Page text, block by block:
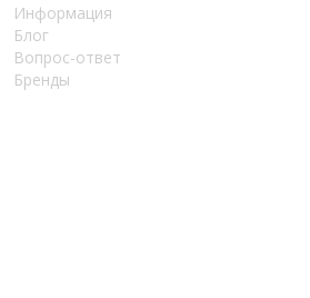
Информация
Блог
Вопрос-ответ
Бренды